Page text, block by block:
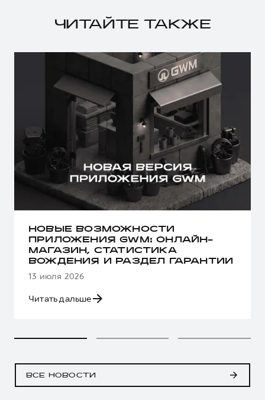
ЧИТАЙТЕ ТАКЖЕ
НОВЫЕ ВОЗМОЖНОСТИ
ПРИЛОЖЕНИЯ GWM: ОНЛАЙН-
МАГАЗИН, СТАТИСТИКА
ВОЖДЕНИЯ И РАЗДЕЛ ГАРАНТИИ
13 июля 2026
Читать дальше
ВСЕ НОВОСТИ